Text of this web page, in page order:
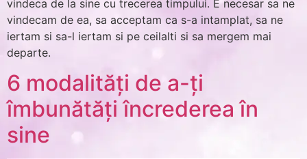
vindeca de la sine cu trecerea timpului. E necesar sa ne
vindecam de ea, sa acceptam ca s-a intamplat, sa ne
iertam si sa-l iertam si pe ceilalti si sa mergem mai
departe.
6 modalități de a-ți
îmbunătăți încrederea în
sine